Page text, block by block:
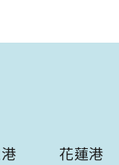
花蓮港